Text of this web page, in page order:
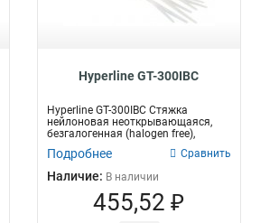
Hyperline GT-300IBC
Hyperline GT-300IBC Стяжка
нейлоновая неоткрывающаяся,
безгалогенная (halogen free),
300x3.6мм,...
Подробнее Сравнить
Наличие: В наличии
455,52 ₽